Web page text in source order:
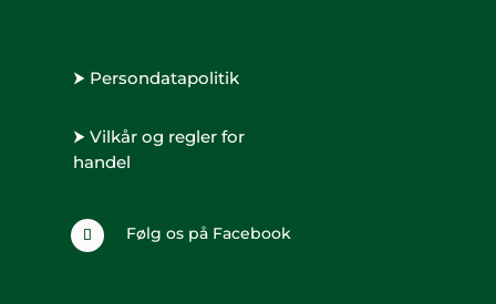
⮞ Persondatapolitik
⮞ Vilkår og regler for
handel